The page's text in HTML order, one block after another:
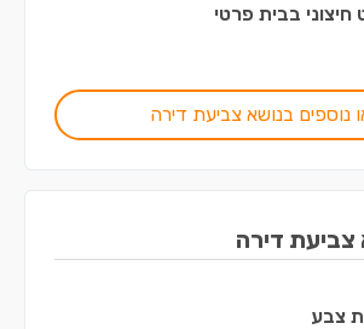
חיצוני בבית פרטי
נוספים בנושא צביעת דירה
צביעת דירה
צבע